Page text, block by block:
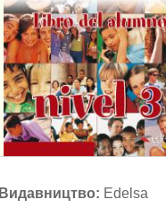
Видавництво: Edelsa